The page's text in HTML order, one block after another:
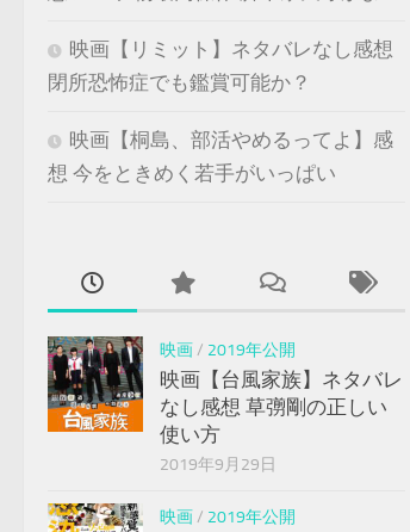
映画【リミット】ネタバレなし感想
閉所恐怖症でも鑑賞可能か？
映画【桐島、部活やめるってよ】感
想 今をときめく若手がいっぱい
映画/ 2019年公開
映画【台風家族】ネタバレ
なし感想 草彅剛の正しい
使い方
2019年9月29日
映画/ 2019年公開